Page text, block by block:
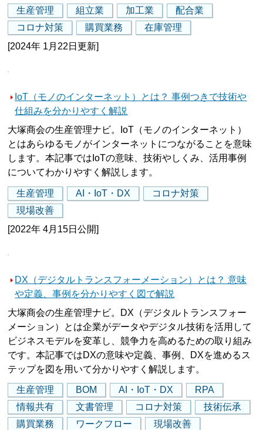
生産管理 組立業 加工業
配合業
コロナ対策
購買業務
在庫管理
[2024年 1月22日更新]
IoT（モノのインターネット）とは？ 事例つきで技術や
仕組みを分かりやすく解説
大塚商会の生産管理ナビ。IoT（モノのインターネット）
とはあらゆるモノがインターネットにつながることを意味
します。本記事ではIoTの意味、技術やしくみ、活用事例
についてわかりやすく解説します。
生産管理 AI・IoT・DX
コロナ対策
現場改善
[2022年 4月15日公開]
DX（デジタルトランスフォーメーション）とは？ 意味
や定義、事例を分かりやすく図で解説
大塚商会の生産管理ナビ。DX（デジタルトランスフォー
メーション）とは企業がデータやデジタル技術を活用して
ビジネスモデルを変革し、競争力を高めるための取り組み
です。本記事ではDXの意味や定義、事例、DXを進めるス
テップを図を用いて分かりやすく解説します。
生産管理 BOM AI・IoT・DX
RPA
情報共有
文書管理 コロナ対策
技術伝承
購買業務
ワークフロー
現場改善